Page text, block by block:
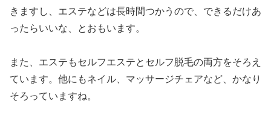
きますし、エステなどは長時間つかうので、できるだけあ
ったらいいな、とおもいます。
また、エステもセルフエステとセルフ脱毛の両方をそろえ
ています。他にもネイル、マッサージチェアなど、かなり
そろっていますね。